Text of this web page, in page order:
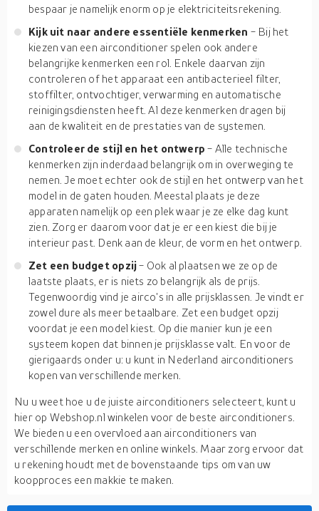
bespaar je namelijk enorm op je elektriciteitsrekening.
Kijk uit naar andere essentiële kenmerken - Bij het
kiezen van een airconditioner spelen ook andere
belangrijke kenmerken een rol. Enkele daarvan zijn
controleren of het apparaat een antibacterieel filter,
stoffilter, ontvochtiger, verwarming en automatische
reinigingsdiensten heeft. Al deze kenmerken dragen bij
aan de kwaliteit en de prestaties van de systemen.
Controleer de stijl en het ontwerp- Alle technische
kenmerken zijn inderdaad belangrijk om in overweging te
nemen. Je moet echter ook de stijl en het ontwerp van het
model in de gaten houden. Meestal plaats je deze
apparaten namelijk op een plek waar je ze elke dag kunt
zien. Zorg er daarom voor dat je er een kiest die bij je
interieur past. Denk aan de kleur, de vorm en het ontwerp.
Zet een budget opzij- Ook al plaatsen we ze op de
laatste plaats, er is niets zo belangrijk als de prijs.
Tegenwoordig vind je airco's in alle prijsklassen. Je vindt er
zowel dure als meer betaalbare. Zet een budget opzij
voordat je een model kiest. Op die manier kun je een
systeem kopen dat binnen je prijsklasse valt. En voor de
gierigaards onder u: u kunt in Nederland airconditioners
kopen van verschillende merken.
Nu u weet hoe u de juiste airconditioners selecteert, kunt u
hier op Webshop.nl winkelen voor de beste airconditioners.
We bieden u een overvloed aan airconditioners van
verschillende merken en online winkels. Maar zorg ervoor dat
u rekening houdt met de bovenstaande tips om van uw
koopproces een makkie te maken.